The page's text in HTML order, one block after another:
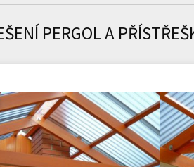
PERGOL A